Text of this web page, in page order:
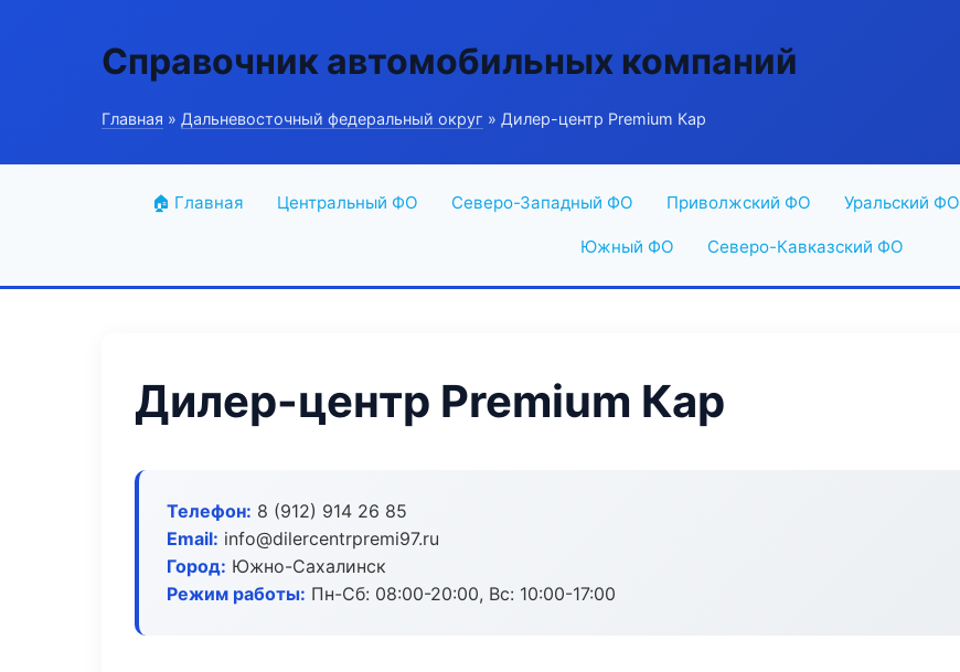
Справочник автомобильных компаний
Главная » Дальневосточный федеральный округ » Дилер-центр Premium Кар
🏠 Главная Центральный ФО Северо-Западный ФО Приволжский ФО Уральский ФО
Южный ФО Северо-Кавказский ФО
Дилер-центр Premium Кар
Телефон: 8 (912) 914 26 85
Email: info@dilercentrpremi97.ru
Город: Южно-Сахалинск
Режим работы: Пн-Сб: 08:00-20:00, Вс: 10:00-17:00